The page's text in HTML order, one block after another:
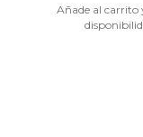
Añade al carrito